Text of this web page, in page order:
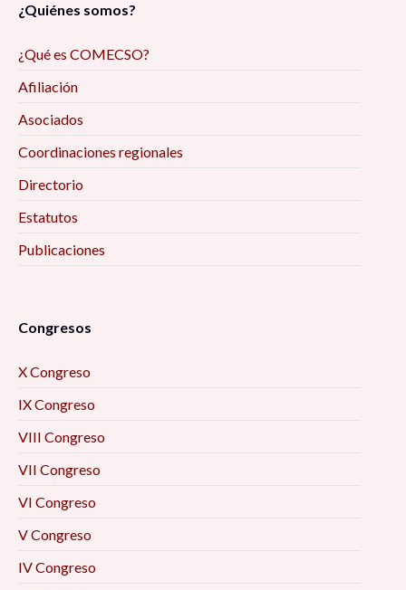
¿Quiénes somos?
¿Qué es COMECSO?
Afiliación
Asociados
Coordinaciones regionales
Directorio
Estatutos
Publicaciones
Congresos
X Congreso
IX Congreso
VIII Congreso
VII Congreso
VI Congreso
V Congreso
IV Congreso